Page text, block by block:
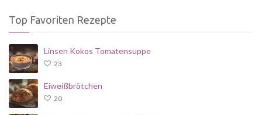
Top Favoriten Rezepte
Linsen Kokos Tomatensuppe
23
Eiweißbrötchen
20